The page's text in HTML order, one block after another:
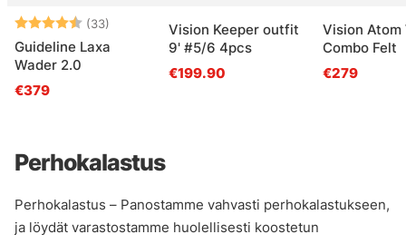
Arvio: (33)
4.6 5:sta tähdestä
Guideline Laxa
Wader 2.0
€379
Vision Keeper outfit
9' #5/6 4pcs
€199.90
Vision Atom
Combo Felt
€279
Perhokalastus
Perhokalastus – Panostamme vahvasti perhokalastukseen,
ja löydät varastostamme huolellisesti koostetun